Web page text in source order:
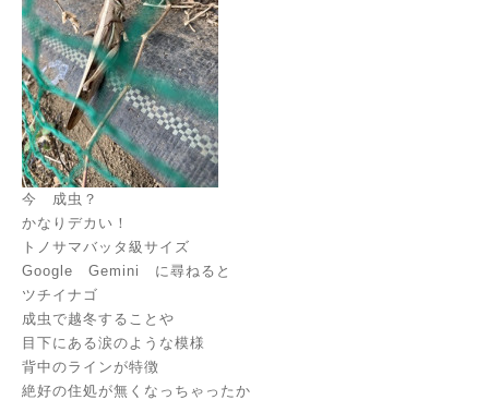
今 成虫？
かなりデカい！
トノサマバッタ級サイズ
Google Gemini に尋ねると
ツチイナゴ
成虫で越冬することや
目下にある涙のような模様
背中のラインが特徴
絶好の住処が無くなっちゃったか